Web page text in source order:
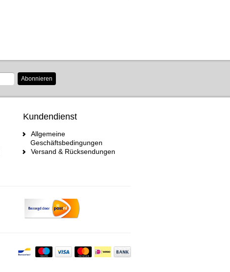
Abonnieren
Kundendienst
Allgemeine
Geschäftsbedingungen
Versand & Rücksendungen